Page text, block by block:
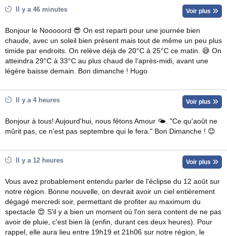
Il y a 46 minutes Voir plus
Bonjour le Nooooord 😎 On est reparti pour une journée bien
chaude, avec un soleil bien présent mais tout de même un peu plus
timide par endroits. On relève déjà de 20°C à 25°C ce matin. 😅 On
atteindra 29°C à 33°C au plus chaud de l’après-midi, avant une
légère baisse demain. Bon dimanche ! Hugo
Il y a 4 heures Voir plus
Bonjour à tous! Aujourd'hui, nous fêtons Amour 🌤. "Ce qu'août ne
mûrit pas, ce n'est pas septembre qui le fera." Bon Dimanche ! 😊
Il y a 12 heures Voir plus
Vous avez probablement entendu parler de l'éclipse du 12 août sur
notre région. Bonne nouvelle, on devrait avoir un ciel entièrement
dégagé mercredi soir, permettant de profiter au maximum du
spectacle 😍 S'il y a bien un moment où l'on sera content de ne pas
avoir de pluie, c'est bien là (enfin, durant ces deux heures). Pour
rappel, elle aura lieu entre 19h19 et 21h06 sur notre région, le